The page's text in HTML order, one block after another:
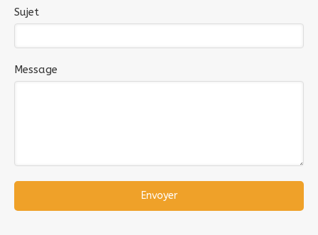
Sujet
Message
Envoyer